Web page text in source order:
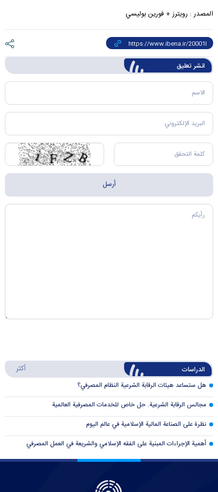
المصدر : رويترز + فورين بوليسي
انشر تعليق
الدراسات أكثر
هل ستساعد هيئات الرقابة الشرعية النظام المصرفي؟
مجالس الرقابة الشرعية. حل خاص للخدمات المصرفية العالمية
نظرة على الصناعة المالية الإسلامية في عالم اليوم
أهمية الإجراءات المبنية على الفقه الإسلامي والشريعة في العمل المصرفي